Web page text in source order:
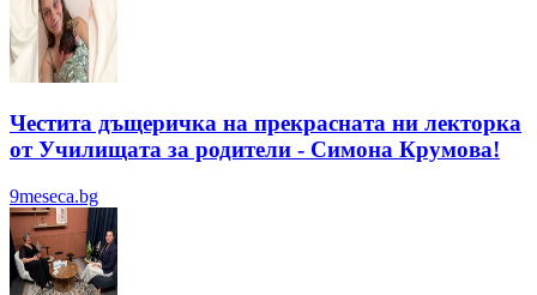
Честита дъщеричка на прекрасната ни лекторка
от Училищата за родители - Симона Крумова!
9meseca.bg